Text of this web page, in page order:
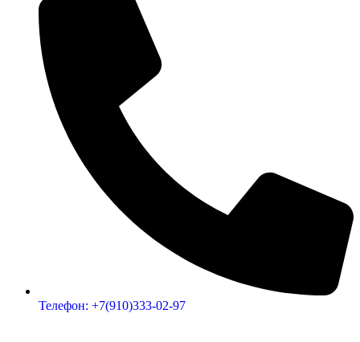
Телефон: +7(910)333-02-97